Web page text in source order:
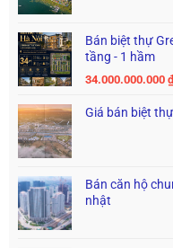
Bán biệt thự
tầng - 1 hầm
34.000.000.000
Giá bán biệt
Bán căn hộ
nhật